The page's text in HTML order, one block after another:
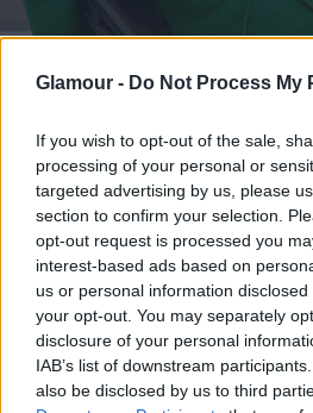
Glamour - Do Not Process My
If you wish to opt-out of the sale,
processing of your personal or
targeted advertising by us, please
section to confirm your selection.
opt-out request is processed you
interest-based ads based on
us or personal information
your opt-out. You may separately
disclosure of your personal
IAB’s list of downstream
also be disclosed by us to third
Vanya Timi identitásának fontos
vidék - Blézer, nadrág és szandál
FASHION